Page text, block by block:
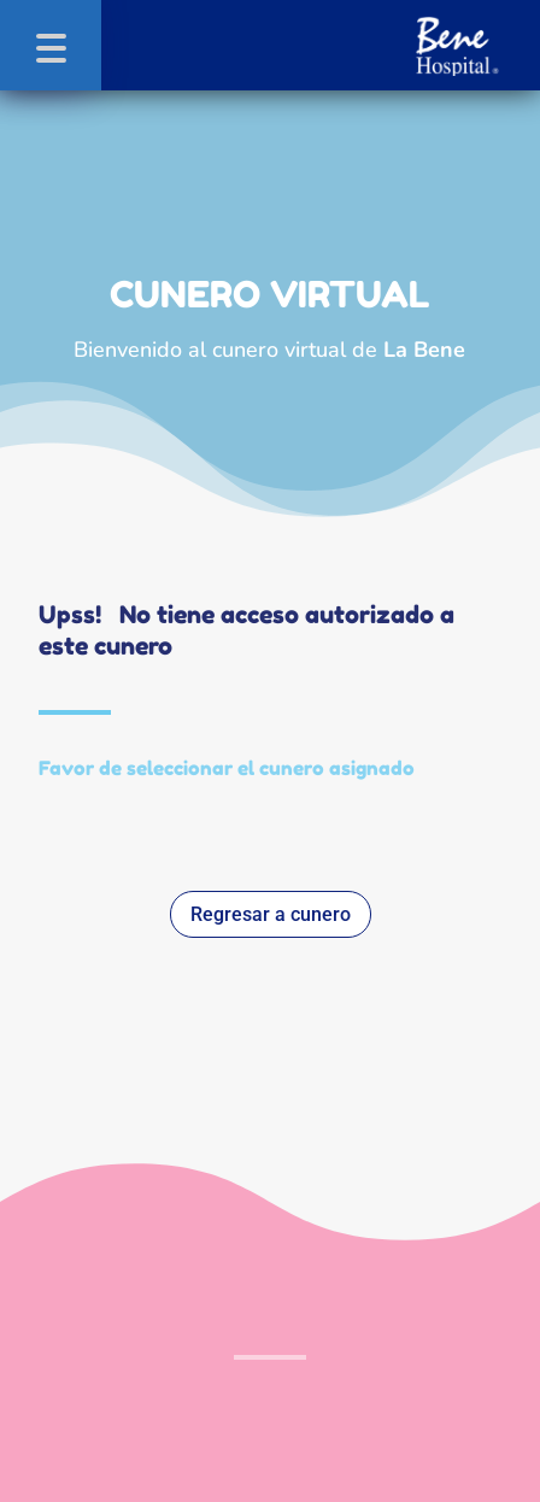
CUNERO VIRTUAL
Bienvenido al cunero virtual de La Bene
Upss! No tiene acceso autorizado a
este cunero
Favor de seleccionar el cunero asignado
Regresar a cunero